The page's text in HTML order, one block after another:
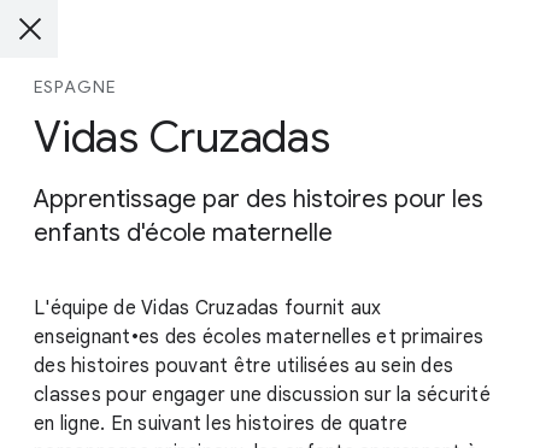
ESPAGNE
Vidas Cruzadas
Apprentissage par des histoires pour les
enfants d'école maternelle
L'équipe de Vidas Cruzadas fournit aux
enseignant•es des écoles maternelles et primaires
des histoires pouvant être utilisées au sein des
classes pour engager une discussion sur la sécurité
en ligne. En suivant les histoires de quatre